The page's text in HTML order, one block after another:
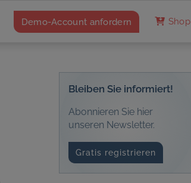
Demo-Account anfordern Shop
Bleiben Sie informiert!
Abonnieren Sie hier
unseren Newsletter.
Gratis registrieren